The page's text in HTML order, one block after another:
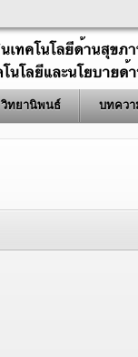
วิทยานิพนธ์ บทควา